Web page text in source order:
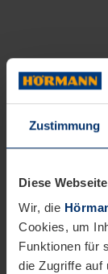
Zustimmung
Diese
Wir, die
Cookies, um
Funktionen für
die Zugriffe auf